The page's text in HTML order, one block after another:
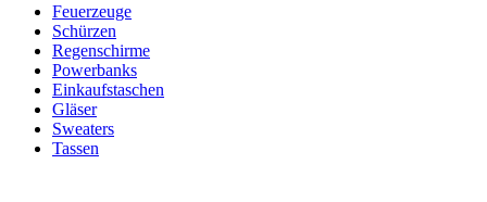
Feuerzeuge
Schürzen
Regenschirme
Powerbanks
Einkaufstaschen
Gläser
Sweaters
Tassen